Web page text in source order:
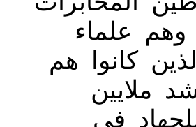
وهم علماء
كانوا هم
ملايين
في